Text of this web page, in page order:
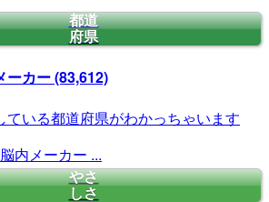
都道
府県
ーカー(83,612)
ている都道府県がわかっちゃいます
脳内メーカー ...
やさ
しさ